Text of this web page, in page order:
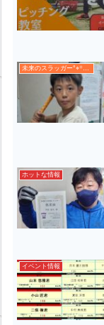
未来のスラッガー°⌖꙳✧˖°
ホットな情報
イベント情報